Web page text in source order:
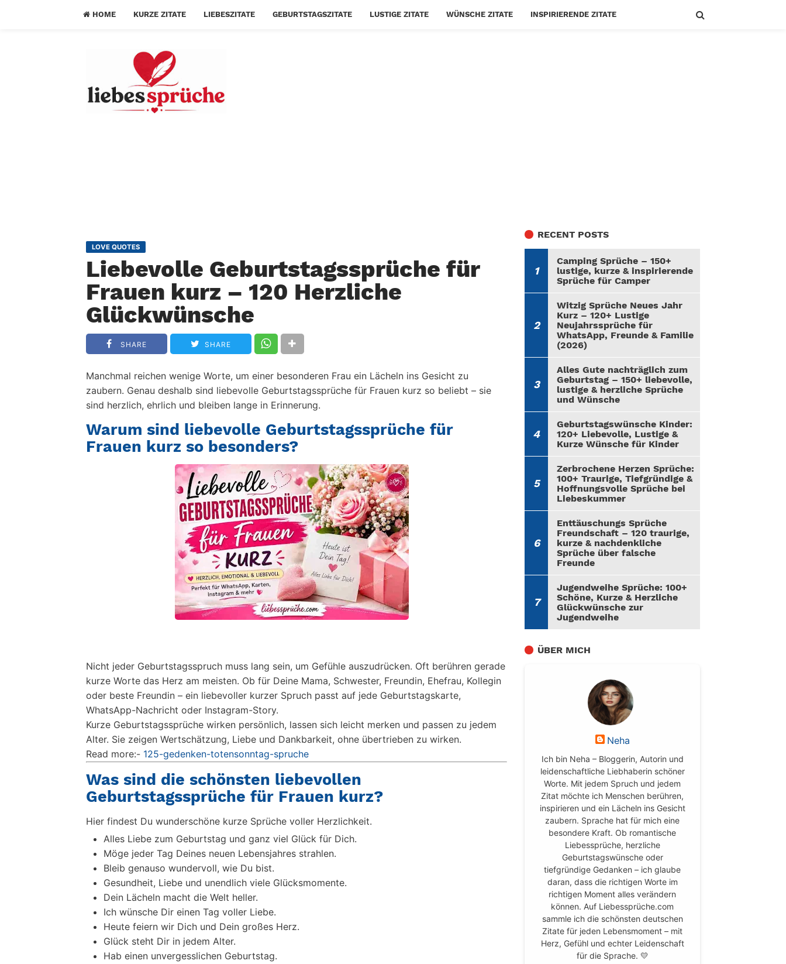
HOME KURZE ZITATE LIEBESZITATE GEBURTSTAGSZITATE LUSTIGE ZITATE WÜNSCHE ZITATE INSPIRIERENDE ZITATE
LOVE QUOTES
Liebevolle Geburtstagssprüche für
Frauen kurz – 120 Herzliche
Glückwünsche
SHARE SHARE
Manchmal reichen wenige Worte, um einer besonderen Frau ein Lächeln ins Gesicht zu
zaubern. Genau deshalb sind liebevolle Geburtstagssprüche für Frauen kurz so beliebt – sie
sind herzlich, ehrlich und bleiben lange in Erinnerung.
Warum sind liebevolle Geburtstagssprüche für
Frauen kurz so besonders?
Nicht jeder Geburtstagsspruch muss lang sein, um Gefühle auszudrücken. Oft berühren gerade
kurze Worte das Herz am meisten. Ob für Deine Mama, Schwester, Freundin, Ehefrau, Kollegin
oder beste Freundin – ein liebevoller kurzer Spruch passt auf jede Geburtstagskarte,
WhatsApp-Nachricht oder Instagram-Story.
Kurze Geburtstagssprüche wirken persönlich, lassen sich leicht merken und passen zu jedem
Alter. Sie zeigen Wertschätzung, Liebe und Dankbarkeit, ohne übertrieben zu wirken.
Read more:- 125-gedenken-totensonntag-spruche
Was sind die schönsten liebevollen
Geburtstagssprüche für Frauen kurz?
Hier findest Du wunderschöne kurze Sprüche voller Herzlichkeit.
Alles Liebe zum Geburtstag und ganz viel Glück für Dich.
Möge jeder Tag Deines neuen Lebensjahres strahlen.
Bleib genauso wundervoll, wie Du bist.
Gesundheit, Liebe und unendlich viele Glücksmomente.
Dein Lächeln macht die Welt heller.
Ich wünsche Dir einen Tag voller Liebe.
Heute feiern wir Dich und Dein großes Herz.
Glück steht Dir in jedem Alter.
Hab einen unvergesslichen Geburtstag.
RECENT POSTS
Camping Sprüche – 150+
lustige, kurze & inspirierende
Sprüche für Camper
Witzig Sprüche Neues Jahr
Kurz – 120+ Lustige
Neujahrssprüche für
WhatsApp, Freunde & Familie
(2026)
Alles Gute nachträglich zum
Geburtstag – 150+ liebevolle,
lustige & herzliche Sprüche
und Wünsche
Geburtstagswünsche Kinder:
120+ Liebevolle, Lustige &
Kurze Wünsche für Kinder
Zerbrochene Herzen Sprüche:
100+ Traurige, Tiefgründige &
Hoffnungsvolle Sprüche bei
Liebeskummer
Enttäuschungs Sprüche
Freundschaft – 120 traurige,
kurze & nachdenkliche
Sprüche über falsche
Freunde
Jugendweihe Sprüche: 100+
Schöne, Kurze & Herzliche
Glückwünsche zur
Jugendweihe
ÜBER MICH
Neha
Ich bin Neha – Bloggerin, Autorin und
leidenschaftliche Liebhaberin schöner
Worte. Mit jedem Spruch und jedem
Zitat möchte ich Menschen berühren,
inspirieren und ein Lächeln ins Gesicht
zaubern. Sprache hat für mich eine
besondere Kraft. Ob romantische
Liebessprüche, herzliche
Geburtstagswünsche oder
tiefgründige Gedanken – ich glaube
daran, dass die richtigen Worte im
richtigen Moment alles verändern
können. Auf Liebessprüche.com
sammle ich die schönsten deutschen
Zitate für jeden Lebensmoment – mit
Herz, Gefühl und echter Leidenschaft
für die Sprache. 💛